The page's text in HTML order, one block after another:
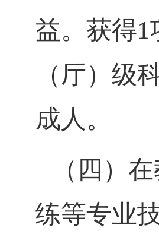
益。获得1
（厅）级
成人。
（四）
练等专业